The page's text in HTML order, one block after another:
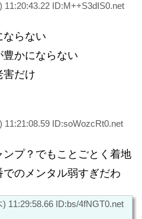
11:20:43.22 ID:M++S3dIS0.net
ならない
かにならない
害だけ
11:21:08.59 ID:soWozcRt0.net
プ？でもことごとく着地
のメンタル弱すぎだわ
) 11:29:58.66 ID:bs/4fNGT0.net